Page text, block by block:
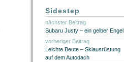
Sidestep
nächster Beitrag
Subaru Justy – ein gelber Engel
vorheriger Beitrag
Leichte Beute – Skiausrüstung
auf dem Autodach